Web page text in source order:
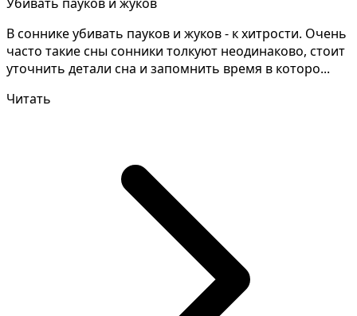
В соннике убивать пауков и жуков - к хитрости. Очень
часто такие сны сонники толкуют неодинаково, стоит
уточнить детали сна и запомнить время в которо...
Читать